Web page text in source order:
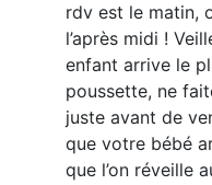
rdv est le matin,
l’après midi !
enfant arrive le
poussette, ne
juste avant de
que votre bébé
que l’on réveille